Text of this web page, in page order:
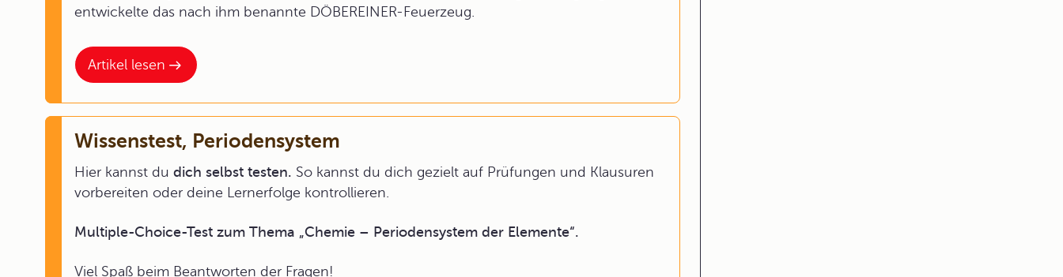
Artikel lesen
entwickelte das nach ihm benannte DÖBEREINER-Feuerzeug.
Wissenstest, Periodensystem
Hier kannst du dich selbst testen. So kannst du dich gezielt auf Prüfungen und Klausuren
vorbereiten oder deine Lernerfolge kontrollieren.
Multiple-Choice-Test zum Thema „Chemie – Periodensystem der Elemente“.
Viel Spaß beim Beantworten der Fragen!